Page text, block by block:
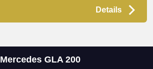
Details
Mercedes GLA 200